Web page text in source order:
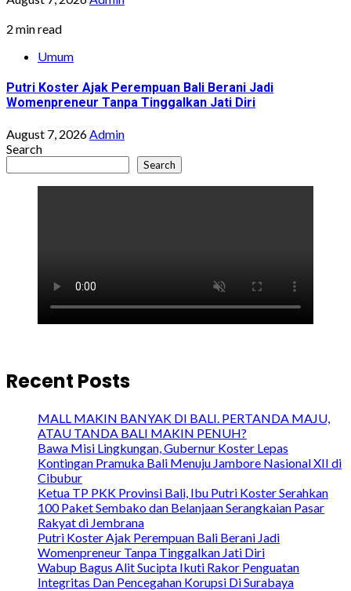
2 min read
Umum
Putri Koster Ajak Perempuan Bali Berani Jadi
Womenpreneur Tanpa Tinggalkan Jati Diri
August 7, 2026Admin
Search
Search
Recent Posts
MALL MAKIN BANYAK DI BALI. PERTANDA MAJU,
ATAU TANDA BALI MAKIN PENUH?
Bawa Misi Lingkungan, Gubernur Koster Lepas
Kontingan Pramuka Bali Menuju Jambore Nasional XII di
Cibubur
Ketua TP PKK Provinsi Bali, Ibu Putri Koster Serahkan
100 Paket Sembako dan Belanjaan Serangkaian Pasar
Rakyat di Jembrana
Putri Koster Ajak Perempuan Bali Berani Jadi
Womenpreneur Tanpa Tinggalkan Jati Diri
Wabup Bagus Alit Sucipta Ikuti Rakor Penguatan
Integritas Dan Pencegahan Korupsi Di Surabaya